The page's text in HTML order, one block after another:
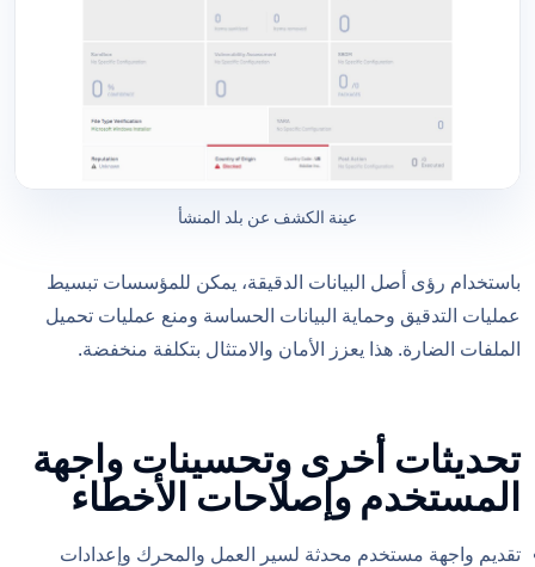
عينة الكشف عن بلد المنشأ
باستخدام رؤى أصل البيانات الدقيقة، يمكن للمؤسسات تبسيط
عمليات التدقيق وحماية البيانات الحساسة ومنع عمليات تحميل
الملفات الضارة. هذا يعزز الأمان والامتثال بتكلفة منخفضة.
تحديثات أخرى وتحسينات واجهة
المستخدم وإصلاحات الأخطاء
تقديم واجهة مستخدم محدثة لسير العمل والمحرك وإعدادات